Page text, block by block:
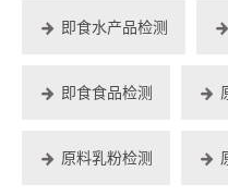
即食水产品检测
即食食品检测
原料乳粉检测